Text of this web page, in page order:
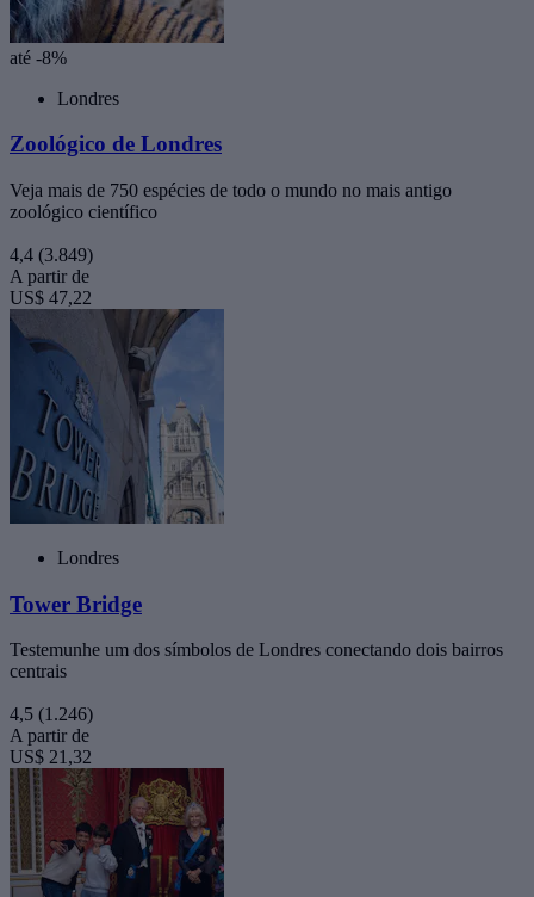
até -8%
Londres
Zoológico de Londres
Veja mais de 750 espécies de todo o mundo no mais antigo
zoológico científico
4,4 (3.849)
A partir de
US$ 47,22
Londres
Tower Bridge
Testemunhe um dos símbolos de Londres conectando dois bairros
centrais
4,5 (1.246)
A partir de
US$ 21,32